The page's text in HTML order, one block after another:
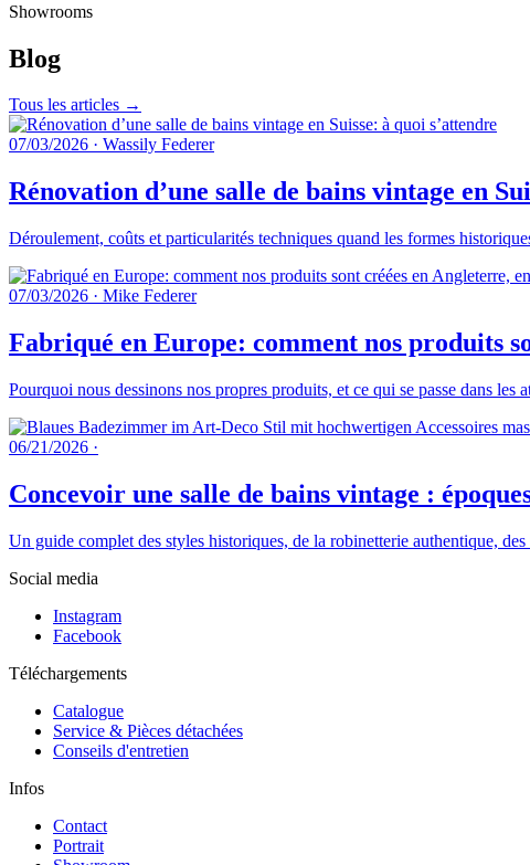
Showrooms
Blog
Tous les articles →
07/03/2026 · Wassily Federer
Rénovation d’une salle de bains vintage en
Déroulement, coûts et particularités techniques quand les formes
07/03/2026 · Mike Federer
Fabriqué en Europe: comment nos produits
Pourquoi nous dessinons nos propres produits, et ce qui se passe dans
06/21/2026 ·
Concevoir une salle de bains vintage :
Un guide complet des styles historiques, de la robinetterie authentique,
Social media
Instagram
Facebook
Téléchargements
Catalogue
Service & Pièces détachées
Conseils d'entretien
Infos
Contact
Portrait